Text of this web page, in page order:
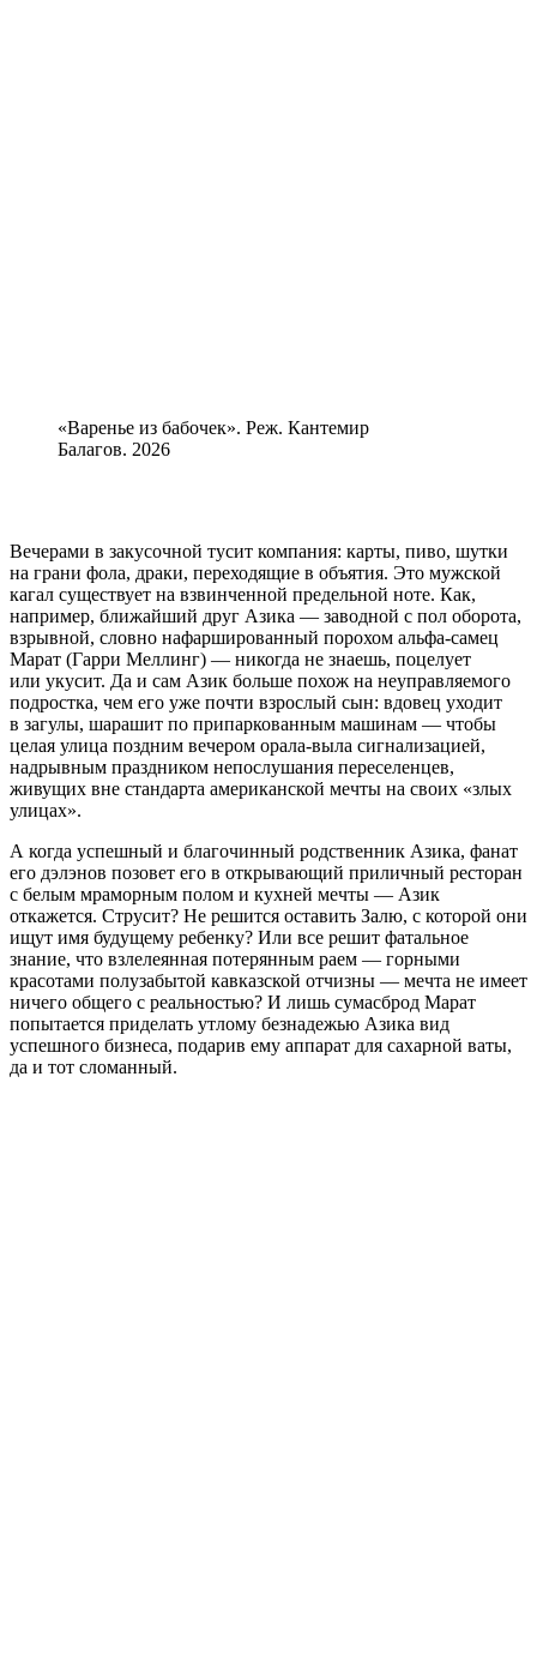
«Варенье из бабочек». Реж. Кантемир
Балагов. 2026
Вечерами в закусочной тусит компания: карты, пиво, шутки
на грани фола, драки, переходящие в объятия. Это мужской
кагал существует на взвинченной предельной ноте. Как,
например, ближайший друг Азика — заводной с пол оборота,
взрывной, словно нафаршированный порохом альфа-самец
Марат (Гарри Меллинг) — никогда не знаешь, поцелует
или укусит. Да и сам Азик больше похож на неуправляемого
подростка, чем его уже почти взрослый сын: вдовец уходит
в загулы, шарашит по припаркованным машинам — чтобы
целая улица поздним вечером орала-выла сигнализацией,
надрывным праздником непослушания переселенцев,
живущих вне стандарта американской мечты на своих «злых
улицах».
А когда успешный и благочинный родственник Азика, фанат
его дэлэнов позовет его в открывающий приличный ресторан
с белым мраморным полом и кухней мечты — Азик
откажется. Струсит? Не решится оставить Залю, с которой они
ищут имя будущему ребенку? Или все решит фатальное
знание, что взлелеянная потерянным раем — горными
красотами полузабытой кавказской отчизны — мечта не имеет
ничего общего с реальностью? И лишь сумасброд Марат
попытается приделать утлому безнадежью Азика вид
успешного бизнеса, подарив ему аппарат для сахарной ваты,
да и тот сломанный.